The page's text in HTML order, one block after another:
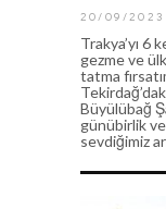
20/09/2023
Trakya’yı 6
gezme ve
tatma
Büyülübağ
günübirlik
sevdiğimiz